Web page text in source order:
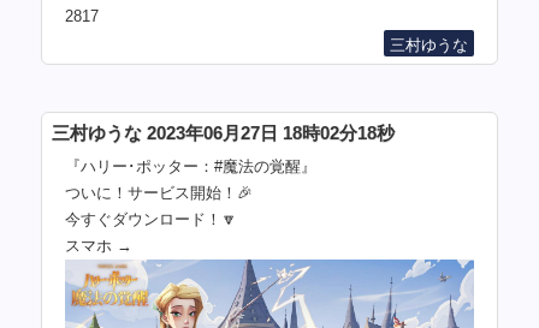
2817
三村ゆうな
三村ゆうな 2023年06月27日 18時02分18秒
『ハリー･ポッター：#魔法の覚醒』
ついに！サービス開始！🎉
今すぐダウンロード！🔽
スマホ →